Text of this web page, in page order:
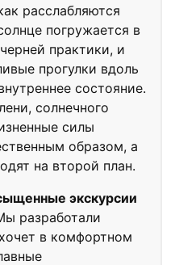
расслабляются
погружается в
практики, и
прогулки вдоль
состояние.
солнечного
силы
образом, а
на второй план.
экскурсии
разработали
в комфортном